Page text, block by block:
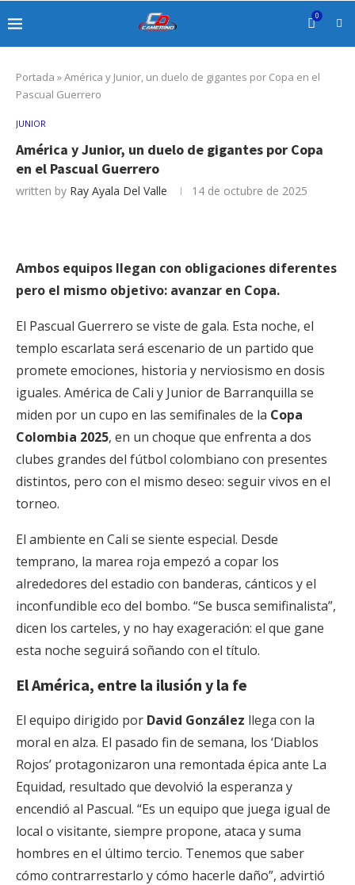
0
Portada »América y Junior, un duelo de gigantes por Copa en el
Pascual Guerrero
JUNIOR
América y Junior, un duelo de gigantes por Copa
en el Pascual Guerrero
written by Ray Ayala Del Valle 14 de octubre de 2025
Ambos equipos llegan con obligaciones diferentes
pero el mismo objetivo: avanzar en Copa.
El Pascual Guerrero se viste de gala. Esta noche, el
templo escarlata será escenario de un partido que
promete emociones, historia y nerviosismo en dosis
iguales. América de Cali y Junior de Barranquilla se
miden por un cupo en las semifinales de la Copa
Colombia 2025, en un choque que enfrenta a dos
clubes grandes del fútbol colombiano con presentes
distintos, pero con el mismo deseo: seguir vivos en el
torneo.
El ambiente en Cali se siente especial. Desde
temprano, la marea roja empezó a copar los
alrededores del estadio con banderas, cánticos y el
inconfundible eco del bombo. “Se busca semifinalista”,
dicen los carteles, y no hay exageración: el que gane
esta noche seguirá soñando con el título.
El América, entre la ilusión y la fe
El equipo dirigido por David González llega con la
moral en alza. El pasado fin de semana, los ‘Diablos
Rojos’ protagonizaron una remontada épica ante La
Equidad, resultado que devolvió la esperanza y
encendió al Pascual. “Es un equipo que juega igual de
local o visitante, siempre propone, ataca y suma
hombres en el último tercio. Tenemos que saber
cómo contrarrestarlo y cómo hacerle daño”, advirtió